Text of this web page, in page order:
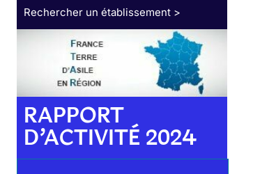
Rechercher un établissement >
RAPPORT
D’ACTIVITÉ 2024